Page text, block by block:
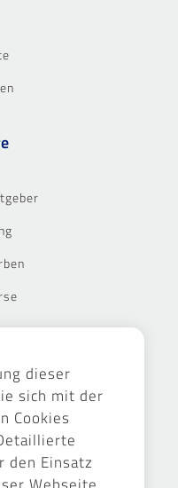
dieser
sich mit der
Cookies
den Einsatz